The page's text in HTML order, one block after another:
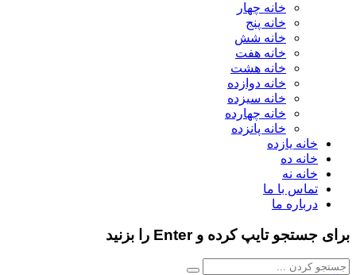
خانه چهار
خانه پنج
خانه شش
خانه هفت
خانه هشت
خانه دوازده
خانه سیزده
خانه چهارده
خانه پانزده
خانه یازده
خانه ده
خانه نه
تماس با ما
درباره ما
برای جستجو تایپ کرده و Enter را بزنید